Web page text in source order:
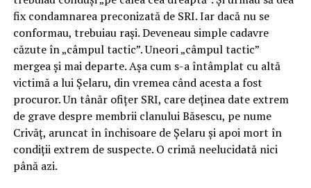
fix condamnarea preconizată de SRI. Iar dacă nu se
conformau, trebuiau rași. Deveneau simple cadavre
căzute în „câmpul tactic”. Uneori „câmpul tactic”
mergea și mai departe. Așa cum s-a întâmplat cu altă
victimă a lui Șelaru, din vremea când acesta a fost
procuror. Un tânăr ofițer SRI, care deținea date extrem
de grave despre membrii clanului Băsescu, pe nume
Crivăț, aruncat în închisoare de Șelaru și apoi mort în
condiții extrem de suspecte. O crimă neelucidată nici
până azi.